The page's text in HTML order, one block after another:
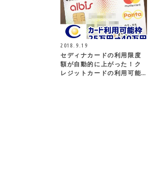
2018.9.19
セディナカードの利用限度
額が自動的に上がった！ク
レジットカードの利用可能…